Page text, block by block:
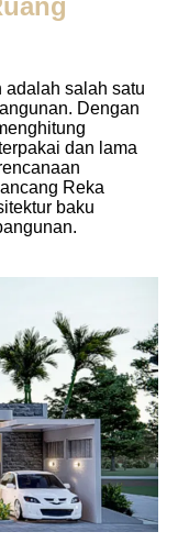
adalah salah satu
Dengan
dan lama
Reka
baku